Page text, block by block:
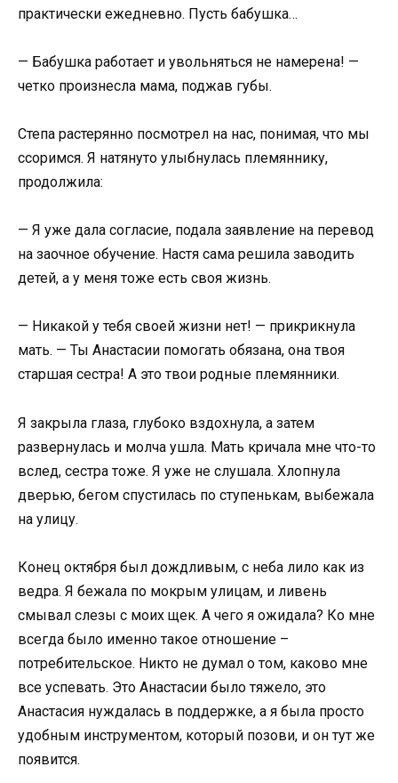
практически ежедневно. Пусть бабушка…
— Бабушка работает и увольняться не намерена! —
четко произнесла мама, поджав губы.
Степа растерянно посмотрел на нас, понимая, что мы
ссоримся. Я натянуто улыбнулась племяннику,
продолжила:
— Я уже дала согласие, подала заявление на перевод
на заочное обучение. Настя сама решила заводить
детей, а у меня тоже есть своя жизнь.
— Никакой у тебя своей жизни нет! — прикрикнула
мать. — Ты Анастасии помогать обязана, она твоя
старшая сестра! А это твои родные племянники.
Я закрыла глаза, глубоко вздохнула, а затем
развернулась и молча ушла. Мать кричала мне что-то
вслед, сестра тоже. Я уже не слушала. Хлопнула
дверью, бегом спустилась по ступенькам, выбежала
на улицу.
Конец октября был дождливым, с неба лило как из
ведра. Я бежала по мокрым улицам, и ливень
смывал слезы с моих щек. А чего я ожидала? Ко мне
всегда было именно такое отношение –
потребительское. Никто не думал о том, каково мне
все успевать. Это Анастасии было тяжело, это
Анастасия нуждалась в поддержке, а я была просто
удобным инструментом, который позови, и он тут же
появится.